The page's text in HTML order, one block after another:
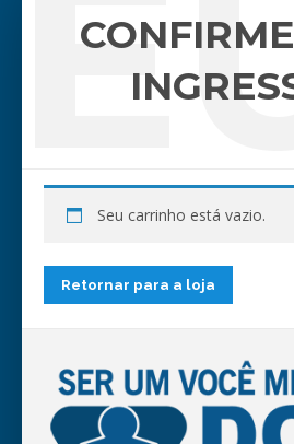
Seu carrinho está vazio.
Retornar para a loja